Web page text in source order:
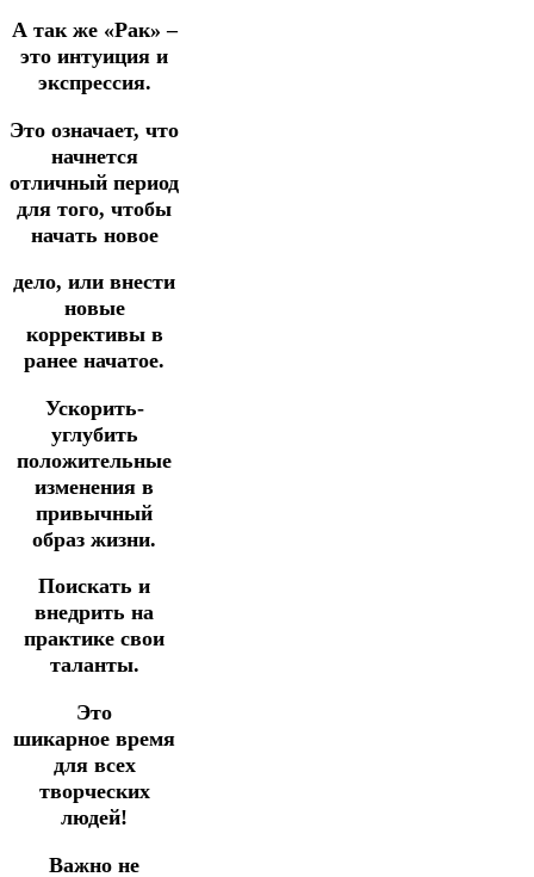
А так же «Рак» –
это интуиция и
экспрессия.
Это означает, что
начнется
отличный период
для того, чтобы
начать новое
дело, или внести
новые
коррективы в
ранее начатое.
Ускорить-
углубить
положительные
изменения в
привычный
образ жизни.
Поискать и
внедрить на
практике свои
таланты.
Это
шикарное время
для всех
творческих
людей!
Важно не